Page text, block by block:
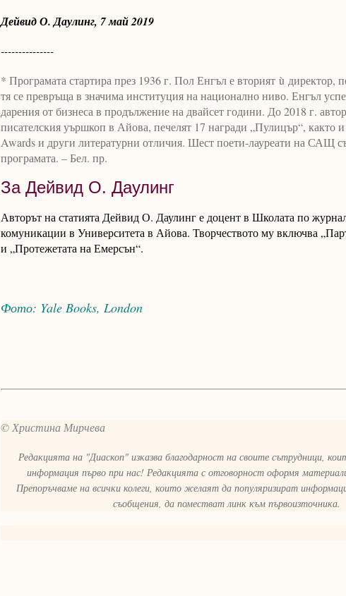
Дейвид О. Даулинг, 7 май 2019
---------------
* Програмата стартира през 1936 г. Пол Енгъл е вторият ù директор,
тя се превръща в значима институция на национално ниво. Енгъл
дарения от бизнеса в продължение на двайсет години. До 2018 г.
писателския уършкоп в Айова, печелят 17 награди „Пулицър“, както
Awards и други литературни отличия. Шест поети-лауреати на САЩ
програмата. – Бел. пр.
За Дейвид О. Даулинг
Авторът на статията Дейвид О. Даулинг е доцент в Школата по
комуникации в Университета в Айова. Творчеството му включва
и „Протежетата на Емерсън“.
Фото: Yale Books, London
© Христина Мирчева
Редакцията на "Диаскоп" изказва благодарност на своите сътрудници,
информация първо при нас! Редакцията с отговорност оформя
Препоръчваме на всички колеги, които желаят да популяризират
съобщения, да поместват линк към първоизточника.